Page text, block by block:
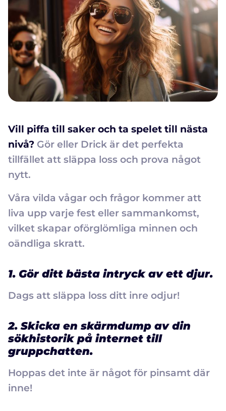
Vill piffa till saker och ta spelet till nästa
nivå? Gör eller Drick är det perfekta
tillfället att släppa loss och prova något
nytt.
Våra vilda vågar och frågor kommer att
liva upp varje fest eller sammankomst,
vilket skapar oförglömliga minnen och
oändliga skratt.
1. Gör ditt bästa intryck av ett djur.
Dags att släppa loss ditt inre odjur!
2. Skicka en skärmdump av din
sökhistorik på internet till
gruppchatten.
Hoppas det inte är något för pinsamt där
inne!